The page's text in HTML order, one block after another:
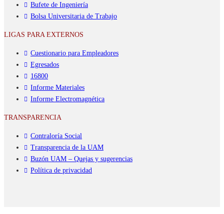
Bufete de Ingeniería
Bolsa Universitaria de Trabajo
LIGAS PARA EXTERNOS
Cuestionario para Empleadores
Egresados
16800
Informe Materiales
Informe Electromagnética
TRANSPARENCIA
Contraloría Social
Transparencia de la UAM
Buzón UAM – Quejas y sugerencias
Política de privacidad